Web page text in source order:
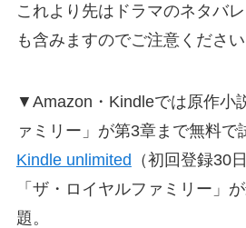
これより先はドラマのネタバ
も含みますのでご注意ください
▼Amazon・Kindleでは原作小
ァミリー」が第3章まで無料で
Kindle unlimited （初回登録30
「ザ・ロイヤルファミリー」
題。